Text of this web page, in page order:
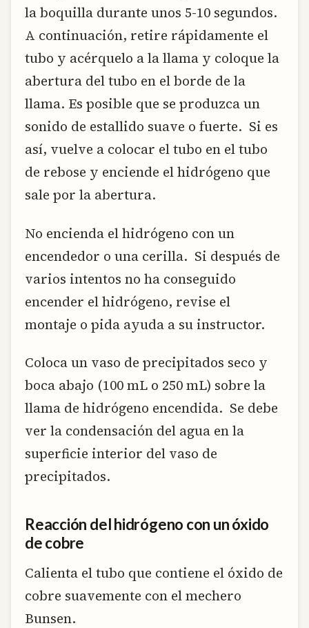
la boquilla durante unos 5-10 segundos.
A continuación, retire rápidamente el
tubo y acérquelo a la llama y coloque la
abertura del tubo en el borde de la
llama. Es posible que se produzca un
sonido de estallido suave o fuerte. Si es
así, vuelve a colocar el tubo en el tubo
de rebose y enciende el hidrógeno que
sale por la abertura.
No encienda el hidrógeno con un
encendedor o una cerilla. Si después de
varios intentos no ha conseguido
encender el hidrógeno, revise el
montaje o pida ayuda a su instructor.
Coloca un vaso de precipitados seco y
boca abajo (100 mL o 250 mL) sobre la
llama de hidrógeno encendida. Se debe
ver la condensación del agua en la
superficie interior del vaso de
precipitados.
Reacción del hidrógeno con un óxido
de cobre
Calienta el tubo que contiene el óxido de
cobre suavemente con el mechero
Bunsen.